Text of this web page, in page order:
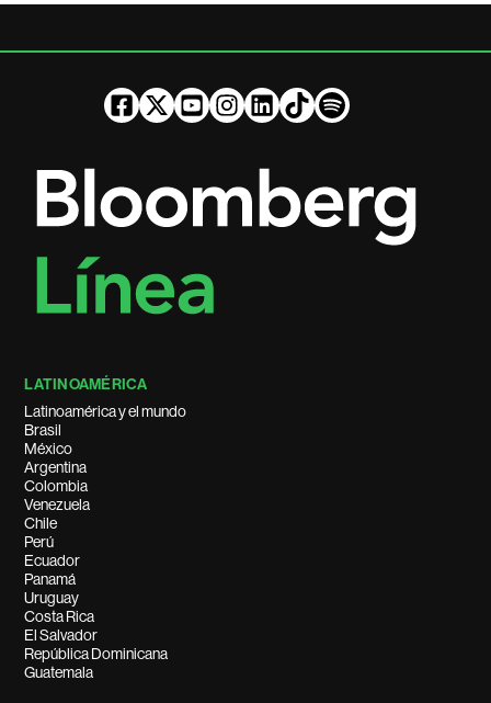
LATINOAMÉRICA
Latinoamérica y el mundo
Brasil
México
Argentina
Colombia
Venezuela
Chile
Perú
Ecuador
Panamá
Uruguay
Costa Rica
El Salvador
República Dominicana
Guatemala